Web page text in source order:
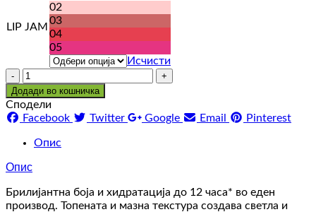
LIP JAM
02
03
04
05
Исчисти
Количина
Додади во кошничка
Сподели
Facebook
Twitter Google Email Pinterest
Опис
Опис
Брилијантна боја и хидратација до 12 часа* во еден
производ. Топената и мазна текстура создава светла и